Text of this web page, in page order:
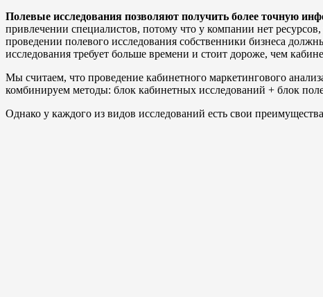
Полевые исследования позволяют получить более точную
привлечении специалистов, потому что у компании нет
проведении полевого исследования собственники бизнеса
исследования требует больше времени и стоит дороже, чем
Мы считаем, что проведение кабинетного маркетингового
комбинируем методы: блок кабинетных исследований + блок
Однако у каждого из видов исследований есть свои